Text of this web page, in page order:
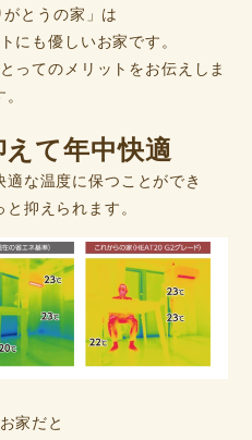
がとうの家」は
にも優しいお家です。
ってのメリットをお伝えしま
。
て年中快適
な温度に保つことができ
抑えられます。
家だと